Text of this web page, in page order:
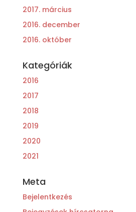
2017. március
2016. december
2016. október
Kategóriák
2016
2017
2018
2019
2020
2021
Meta
Bejelentkezés